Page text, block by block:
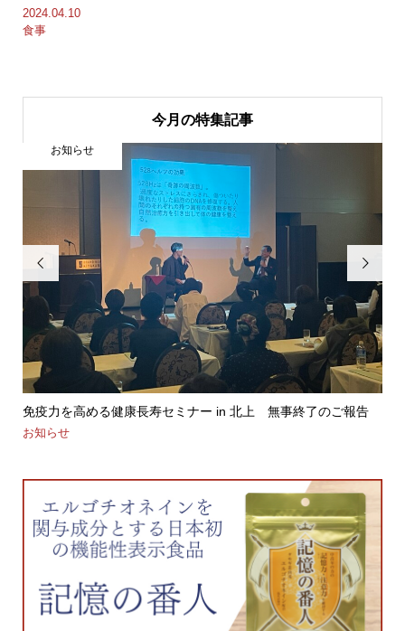
2024.04.10
食事
今月の特集記事

免疫力を高める健康長寿セミナー in 北上 無事終了のご報告
お知らせ
お知らせ
